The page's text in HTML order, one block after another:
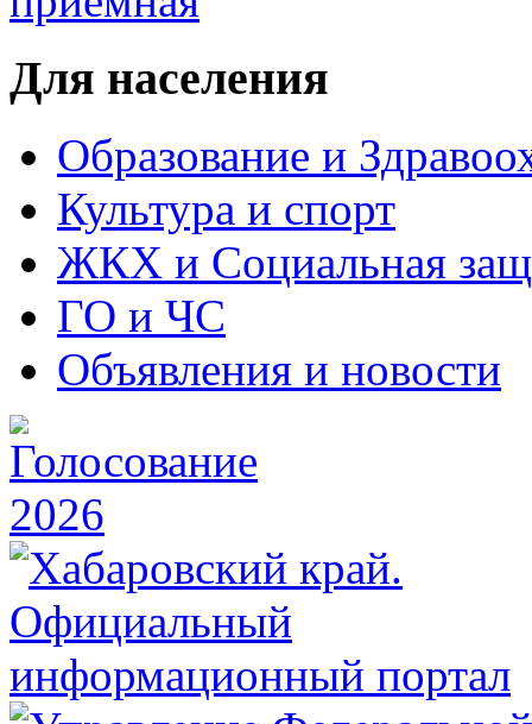
Для населения
Образование и
Культура и спорт
ЖКХ и Социальная
ГО и ЧС
Объявления и новости